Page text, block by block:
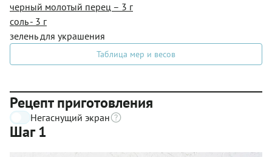
черный молотый перец – 3 г
соль - 3 г
зелень для украшения
Таблица мер и весов
Рецепт приготовления
Негаснущий экран
Шаг 1